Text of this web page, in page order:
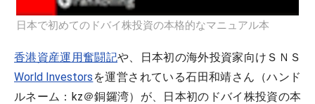
日本で初めてのドバイ株投資の本格的なマニュアル本
香港資産運用奮闘記や、日本初の海外投資家向けＳＮＳ
World Investors を運営されている石田和靖さん（ハンド
ルネーム：kz＠銅鑼湾）が、日本初のドバイ株投資の本